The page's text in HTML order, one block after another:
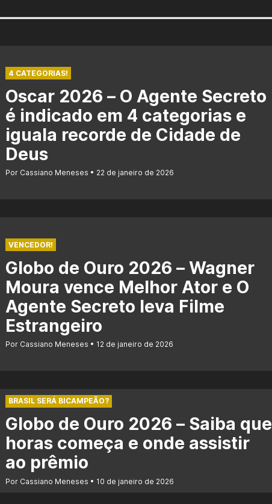
4 CATEGORIAS!
Oscar 2026 – O Agente Secreto
é indicado em 4 categorias e
iguala recorde de Cidade de
Deus
Por Cassiano Meneses 22 de janeiro de 2026
VENCEDOR!
Globo de Ouro 2026 – Wagner
Moura vence Melhor Ator e O
Agente Secreto leva Filme
Estrangeiro
Por Cassiano Meneses 12 de janeiro de 2026
BRASIL SERÁ BICAMPEÃO?
Globo de Ouro 2026 – Saiba que
horas começa e onde assistir
ao prêmio
Por Cassiano Meneses 10 de janeiro de 2026